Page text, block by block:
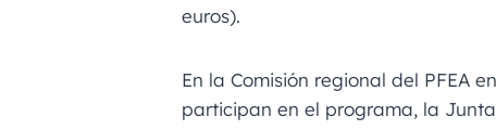
euros).
En la Comisión regional del PFEA
participan en el programa, la